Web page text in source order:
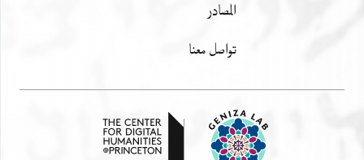
المصادر
تواصل معنا